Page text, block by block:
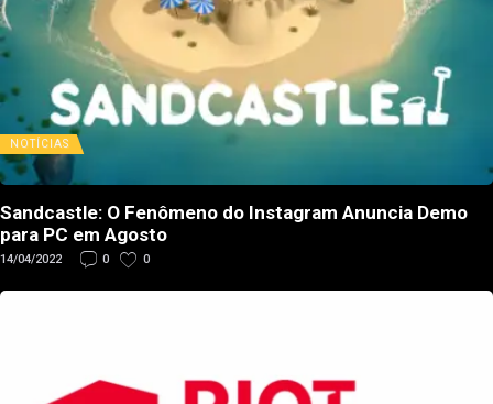
NOTÍCIAS
Sandcastle: O Fenômeno do Instagram Anuncia Demo
para PC em Agosto
14/04/2022 0 0